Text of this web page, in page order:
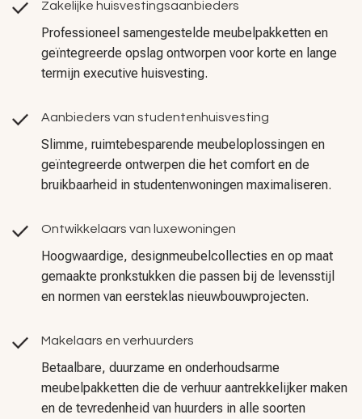
Zakelijke huisvestingsaanbieders
Professioneel samengestelde meubelpakketten en
geïntegreerde opslag ontworpen voor korte en lange
termijn executive huisvesting.
Aanbieders van studentenhuisvesting
Slimme, ruimtebesparende meubeloplossingen en
geïntegreerde ontwerpen die het comfort en de
bruikbaarheid in studentenwoningen maximaliseren.
Ontwikkelaars van luxewoningen
Hoogwaardige, designmeubelcollecties en op maat
gemaakte pronkstukken die passen bij de levensstijl
en normen van eersteklas nieuwbouwprojecten.
Makelaars en verhuurders
Betaalbare, duurzame en onderhoudsarme
meubelpakketten die de verhuur aantrekkelijker maken
en de tevredenheid van huurders in alle soorten